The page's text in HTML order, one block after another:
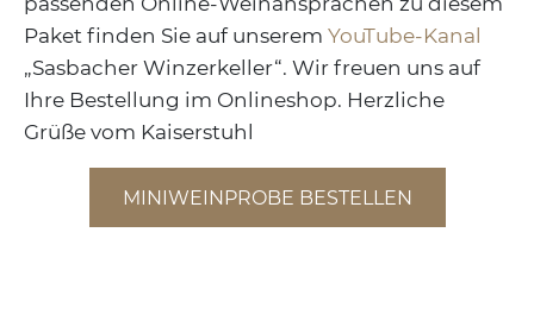
Paket finden Sie auf unserem YouTube-Kanal
„Sasbacher Winzerkeller“. Wir freuen uns auf
Ihre Bestellung im Onlineshop. Herzliche
Grüße vom Kaiserstuhl
MINIWEINPROBE BESTELLEN